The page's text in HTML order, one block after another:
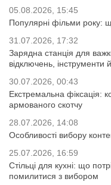
05.08.2026, 15:45
Популярні фільми року:
31.07.2026, 17:32
Зарядна станція для
відключень, інструменти
30.07.2026, 00:43
Екстремальна фіксація:
армованого скотчу
28.07.2026, 14:08
Особливості вибору
25.07.2026, 16:59
Стільці для кухні: що
помилитися з вибором